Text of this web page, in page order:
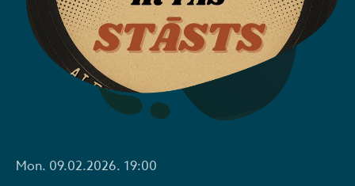
Mon. 09.02.2026. 19:00